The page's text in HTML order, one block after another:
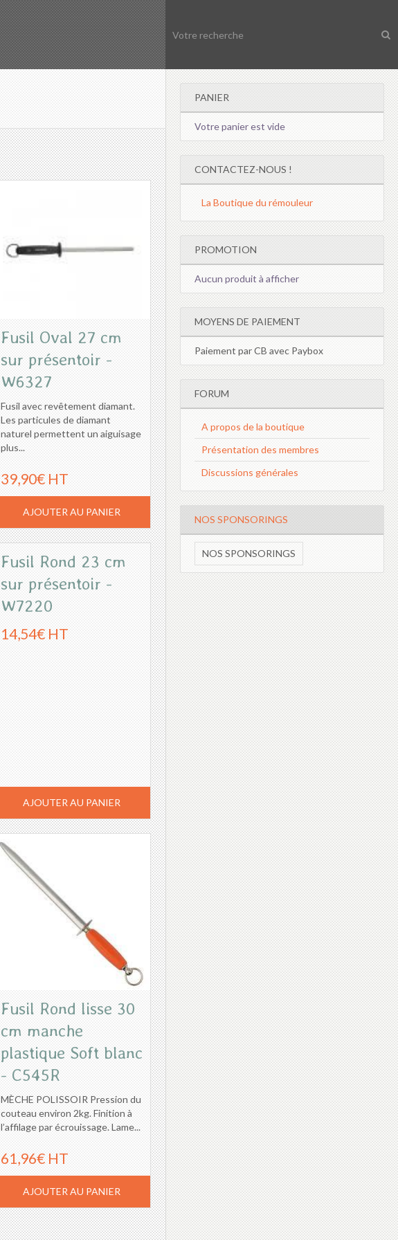
Fusil Oval 27 cm
sur présentoir -
W6327
Fusil avec revêtement diamant.
Les particules de diamant
naturel permettent un aiguisage
plus...
39,90€ HT
AJOUTER AU PANIER
Fusil Rond 23 cm
sur présentoir -
W7220
14,54€ HT
AJOUTER AU PANIER
Fusil Rond lisse 30
cm manche
plastique Soft blanc
- C545R
MÈCHE POLISSOIR Pression du
couteau environ 2kg. Finition à
l’affilage par écrouissage. Lame...
61,96€ HT
AJOUTER AU PANIER
PANIER
Votre panier est vide
CONTACTEZ-NOUS !
La Boutique du rémouleur
PROMOTION
Aucun produit à afficher
MOYENS DE PAIEMENT
Paiement par CB avec Paybox
FORUM
A propos de la boutique
Présentation des membres
Discussions générales
NOS SPONSORINGS
NOS SPONSORINGS